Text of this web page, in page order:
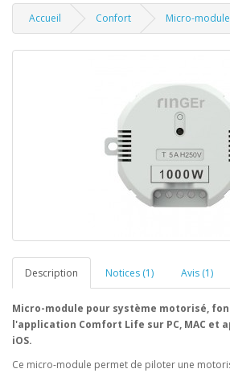
Accueil Confort Micro-
Description Notices (1) Avis (1)
Micro-module pour système motorisé,
l'application Comfort Life sur PC, MAC et
iOS.
Ce micro-module permet de piloter une